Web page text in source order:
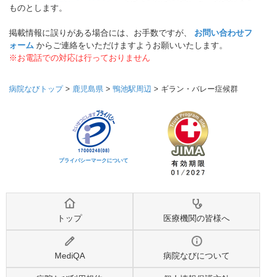
ものとします。
掲載情報に誤りがある場合には、お手数ですが、 お問い合わせフ
ォーム からご連絡をいただけますようお願いいたします。
※お電話での対応は行っておりません
病院なびトップ> 鹿児島県 > 鴨池駅周辺 > ギラン・バレー症候群
プライバシーマークについて
トップ 医療機関の皆様へ
MediQA 病院なびについて